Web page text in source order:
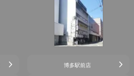
博多駅前店